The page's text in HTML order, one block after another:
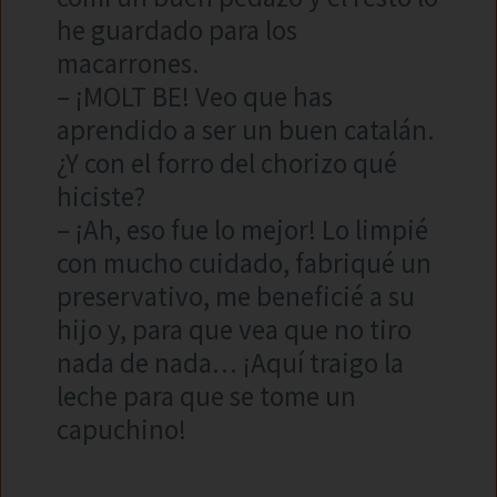
he guardado para los
macarrones.
– ¡MOLT BE! Veo que has
aprendido a ser un buen catalán.
¿Y con el forro del chorizo qué
hiciste?
– ¡Ah, eso fue lo mejor! Lo limpié
con mucho cuidado, fabriqué un
preservativo, me beneficié a su
hijo y, para que vea que no tiro
nada de nada… ¡Aquí traigo la
leche para que se tome un
capuchino!